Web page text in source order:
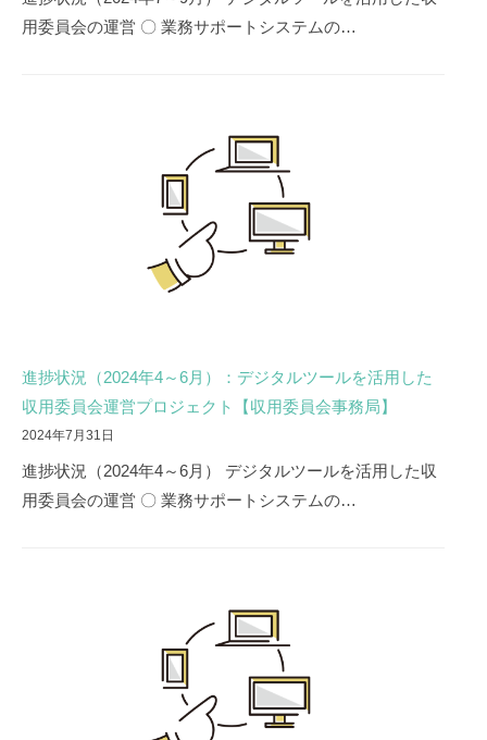
用委員会の運営 〇 業務サポートシステムの…
進捗状況（2024年4～6月）：デジタルツールを活用した
収用委員会運営プロジェクト【収用委員会事務局】
2024年7月31日
進捗状況（2024年4～6月） デジタルツールを活用した収
用委員会の運営 〇 業務サポートシステムの…